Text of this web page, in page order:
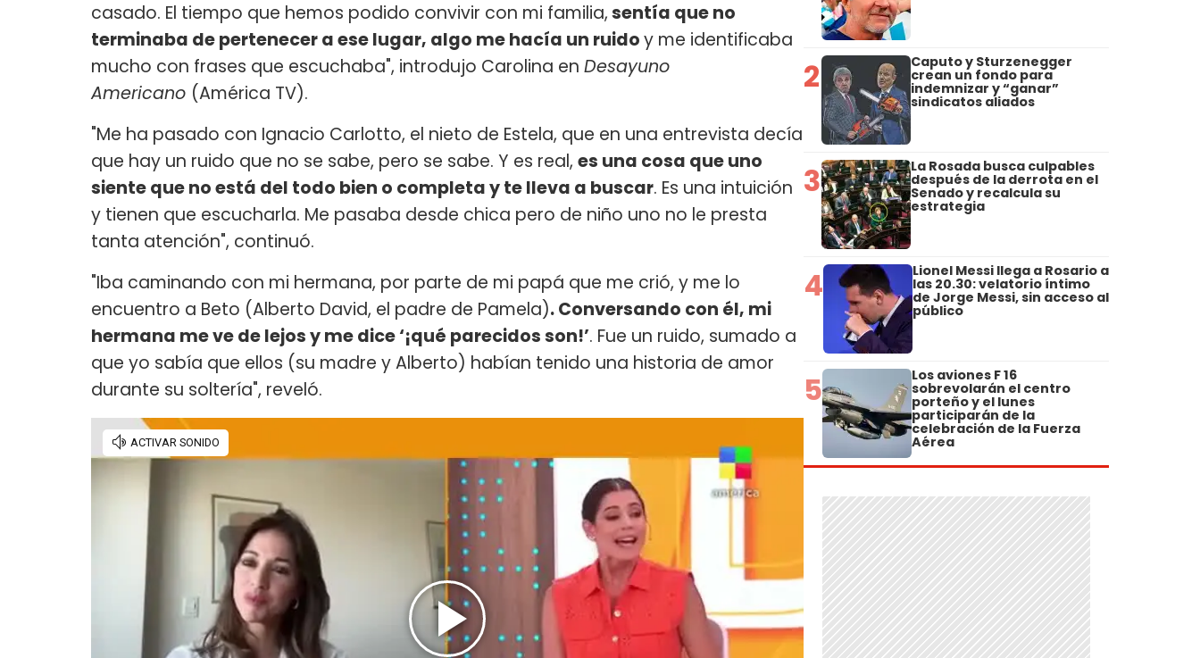
casado. El tiempo que hemos podido convivir con mi familia,sentía que no
terminaba de pertenecer a ese lugar, algo me hacía un ruidoy me identificaba
mucho con frases que escuchaba", introdujo Carolina en Desayuno
Americano (América TV).
"Me ha pasado con Ignacio Carlotto, el nieto de Estela, que en una entrevista decía
que hay un ruido que no se sabe, pero se sabe. Y es real, es una cosa que uno
siente que no está del todo bien o completa y te lleva a buscar. Es una intuición
y tienen que escucharla. Me pasaba desde chica pero de niño uno no le presta
tanta atención", continuó.
"Iba caminando con mi hermana, por parte de mi papá que me crió, y me lo
encuentro a Beto (Alberto David, el padre de Pamela). Conversando con él, mi
hermana me ve de lejos y me dice ‘¡qué parecidos son!’. Fue un ruido, sumado a
que yo sabía que ellos (su madre y Alberto) habían tenido una historia de amor
durante su soltería", reveló.
2 Caputo y Sturzenegger
crean un fondo para
indemnizar y “ganar”
sindicatos aliados
3 La Rosada busca culpables
después de la derrota en el
Senado y recalcula su
estrategia
4 Lionel Messi llega a Rosario a
las 20.30: velatorio íntimo
de Jorge Messi, sin acceso al
público
5 Los aviones F 16
sobrevolarán el centro
porteño y el lunes
participarán de la
celebración de la Fuerza
Aérea